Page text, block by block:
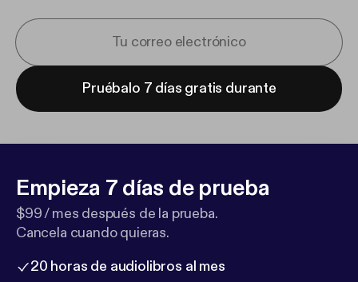
Pruébalo 7 días gratis durante
Empieza 7 días de prueba
$99 / mes después de la prueba.
Cancela cuando quieras.
20 horas de audiolibros al mes